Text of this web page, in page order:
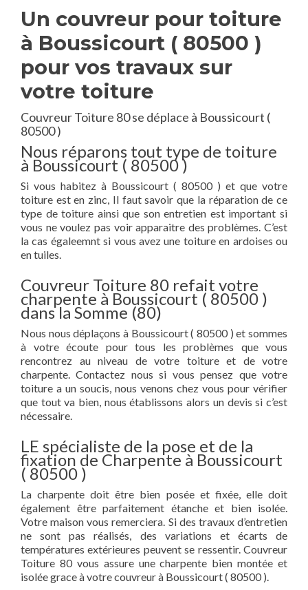
Un couvreur pour toiture
à Boussicourt ( 80500 )
pour vos travaux sur
votre toiture
Couvreur Toiture 80 se déplace à Boussicourt (
80500 )
Nous réparons tout type de toiture
à Boussicourt ( 80500 )
Si vous habitez à Boussicourt ( 80500 ) et que votre
toiture est en zinc, Il faut savoir que la réparation de ce
type de toiture ainsi que son entretien est important si
vous ne voulez pas voir apparaitre des problèmes. C’est
la cas égaleemnt si vous avez une toiture en ardoises ou
en tuiles.
Couvreur Toiture 80 refait votre
charpente à Boussicourt ( 80500 )
dans la Somme (80)
Nous nous déplaçons à Boussicourt ( 80500 ) et sommes
à votre écoute pour tous les problèmes que vous
rencontrez au niveau de votre toiture et de votre
charpente. Contactez nous si vous pensez que votre
toiture a un soucis, nous venons chez vous pour vérifier
que tout va bien, nous établissons alors un devis si c’est
nécessaire.
LE spécialiste de la pose et de la
fixation de Charpente à Boussicourt
( 80500 )
La charpente doit être bien posée et fixée, elle doit
également être parfaitement étanche et bien isolée.
Votre maison vous remerciera. Si des travaux d’entretien
ne sont pas réalisés, des variations et écarts de
températures extérieures peuvent se ressentir. Couvreur
Toiture 80 vous assure une charpente bien montée et
isolée grace à votre couvreur à Boussicourt ( 80500 ).